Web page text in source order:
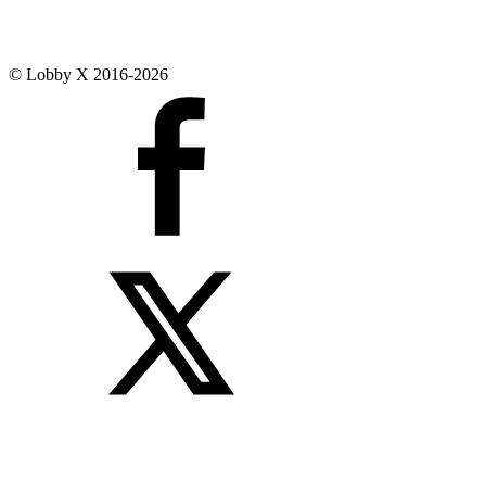
© Lobby X 2016-2026